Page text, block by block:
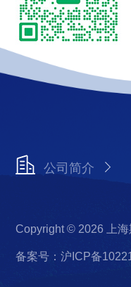
公司简介
Copyright © 2026 上
备案号：沪ICP备